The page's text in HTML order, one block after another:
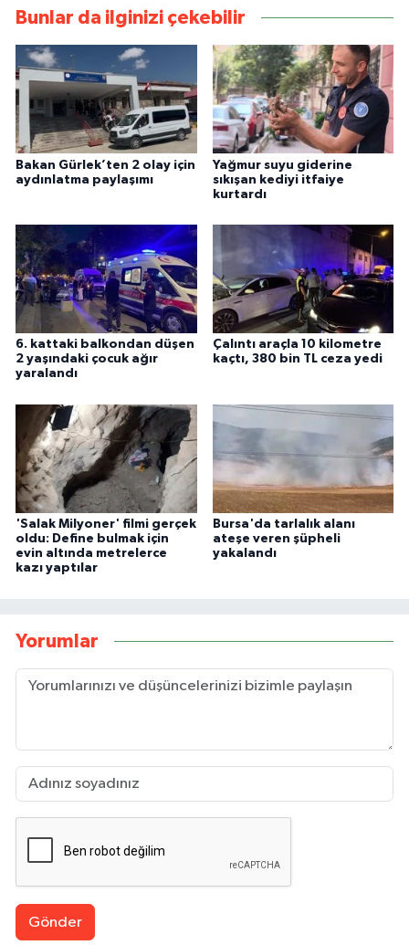
Bunlar da ilginizi çekebilir
Bakan Gürlek’ten 2 olay için
aydınlatma paylaşımı
Yağmur suyu giderine
sıkışan kediyi itfaiye
kurtardı
6. kattaki balkondan düşen
2 yaşındaki çocuk ağır
yaralandı
Çalıntı araçla 10 kilometre
kaçtı, 380 bin TL ceza yedi
'Salak Milyoner' filmi gerçek
oldu: Define bulmak için
evin altında metrelerce
kazı yaptılar
Bursa'da tarlalık alanı
ateşe veren şüpheli
yakalandı
Yorumlar
Gönder